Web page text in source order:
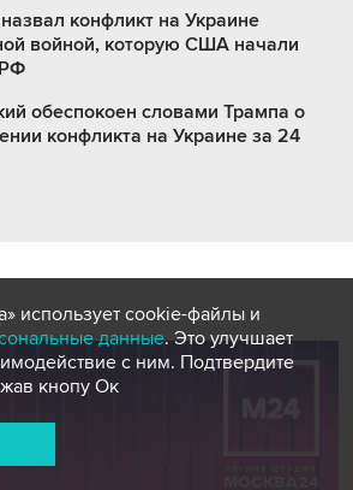
конфликт на Украине
войной, которую США начали
обеспокоен словами Трампа о
конфликта на Украине за 24
использует cookie-файлы и
данные. Это улучшает
с ним. Подтвердите
кнопу Ок